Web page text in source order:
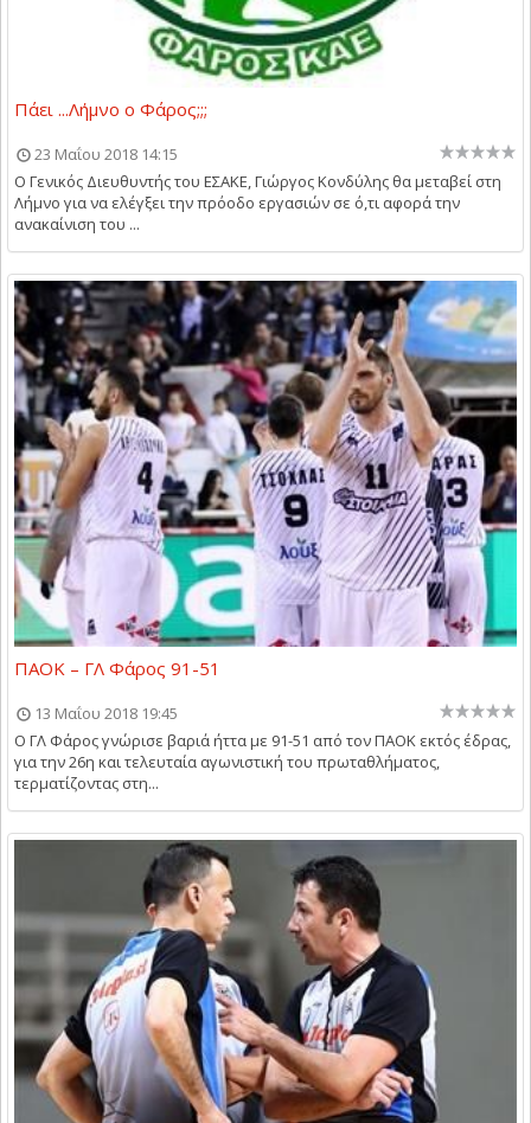
Πάει ...Λήμνο ο Φάρος;;;
23 Μαΐου 2018 14:15
Ο Γενικός Διευθυντής του ΕΣΑΚΕ, Γιώργος Κονδύλης θα μεταβεί στη
Λήμνο για να ελέγξει την πρόοδο εργασιών σε ό,τι αφορά την
ανακαίνιση του ...
ΠΑΟΚ – ΓΛ Φάρος 91-51
13 Μαΐου 2018 19:45
Ο ΓΛ Φάρος γνώρισε βαριά ήττα με 91-51 από τον ΠΑΟΚ εκτός έδρας,
για την 26η και τελευταία αγωνιστική του πρωταθλήματος,
τερματίζοντας στη...